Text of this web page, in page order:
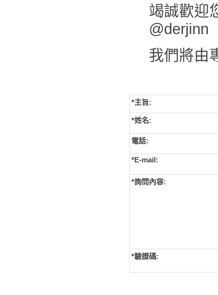
竭誠歡迎
@derjinn
我們將由
*主旨:
*姓名:
電話:
*E-mail:
*詢問內容:
*驗證碼: